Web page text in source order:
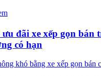
đãi xe xếp gọn bán
có hạn